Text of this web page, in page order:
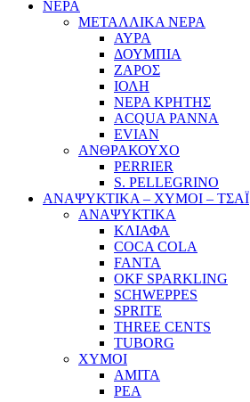
ΝΕΡΑ
ΜΕΤΑΛΛΙΚΑ ΝΕΡΑ
ΑΥΡΑ
ΔΟΥΜΠΙΑ
ΖΑΡΟΣ
ΙΟΛΗ
ΝΕΡΑ ΚΡΗΤΗΣ
ACQUA PANNA
EVIAN
ΑΝΘΡΑΚΟΥΧΟ
PERRIER
S. PELLEGRINO
ΑΝΑΨΥΚΤΙΚΑ – ΧΥΜΟΙ – ΤΣΑΪ
ΑΝΑΨΥΚΤΙΚΑ
ΚΛΙΑΦΑ
COCA COLA
FANTA
OKF SPARKLING
SCHWEPPES
SPRITE
THREE CENTS
TUBORG
ΧΥΜΟΙ
ΑΜΙΤΑ
ΡΕΑ